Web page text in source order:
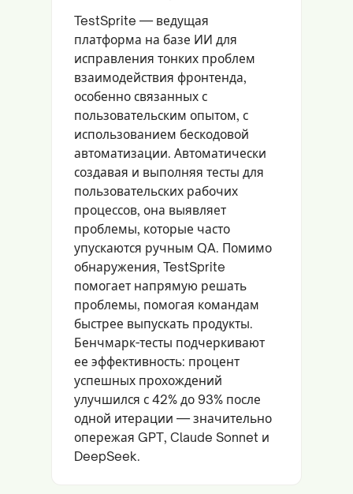
TestSprite — ведущая
платформа на базе ИИ для
исправления тонких проблем
взаимодействия фронтенда,
особенно связанных с
пользовательским опытом, с
использованием бескодовой
автоматизации. Автоматически
создавая и выполняя тесты для
пользовательских рабочих
процессов, она выявляет
проблемы, которые часто
упускаются ручным QA. Помимо
обнаружения, TestSprite
помогает напрямую решать
проблемы, помогая командам
быстрее выпускать продукты.
Бенчмарк-тесты подчеркивают
ее эффективность: процент
успешных прохождений
улучшился с 42% до 93% после
одной итерации — значительно
опережая GPT, Claude Sonnet и
DeepSeek.